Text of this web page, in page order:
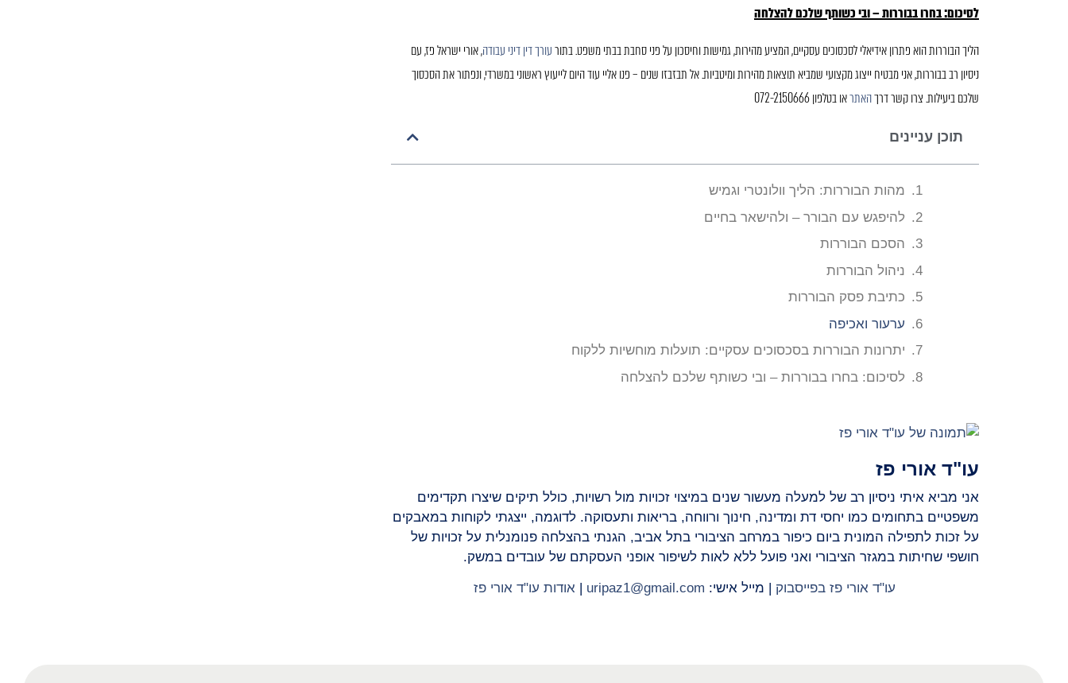
לסיכום: בחרו בבוררות – ובי כשותף שלכם להצלחה
הליך הבוררות הוא פתרון אידיאלי לסכסוכים עסקיים, המציע מהירות, גמישות וחיסכון על פני סחבת בבתי משפט. בתורעורך דין דיני עבודה, אורי ישראל פז, עם
ניסיון רב בבוררות, אני מבטיח ייצוג מקצועי שמביא תוצאות מהירות ומיטביות. אל תבזבזו שנים – פנו אליי עוד היום לייעוץ ראשוני במשרדי, ונפתור את הסכסוך
שלכם ביעילות. צרו קשר דרךהאתראו בטלפון 072-2150666
תוכן עניינים
מהות הבוררות: הליך וולונטרי וגמיש
להיפגש עם הבורר – ולהישאר בחיים
הסכם הבוררות
ניהול הבוררות
כתיבת פסק הבוררות
ערעור ואכיפה
יתרונות הבוררות בסכסוכים עסקיים: תועלות מוחשיות ללקוח
לסיכום: בחרו בבוררות – ובי כשותף שלכם להצלחה
עו"ד אורי פז
אני מביא איתי ניסיון רב של למעלה מעשור שנים במיצוי זכויות מול רשויות, כולל תיקים שיצרו תקדימים
משפטיים בתחומים כמו יחסי דת ומדינה, חינוך ורווחה, בריאות ותעסוקה. לדוגמה, ייצגתי לקוחות במאבקים
על זכות לתפילה המונית ביום כיפור במרחב הציבורי בתל אביב, הגנתי בהצלחה פנומנלית על זכויות של
חושפי שחיתות במגזר הציבורי ואני פועל ללא לאות לשיפור אופני העסקתם של עובדים במשק.
עו"ד אורי פז בפייסבוק | מייל אישי: uripaz1@gmail.com
| אודות עו"ד אורי פז